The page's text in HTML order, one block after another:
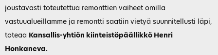
joustavasti toteutettua remonttien vaiheet omilla
vastuualueillamme ja remontti saatiin vietyä suunnitellusti läpi,
toteaa Kansallis-yhtiön kiinteistöpäällikkö Henri
Honkaneva.